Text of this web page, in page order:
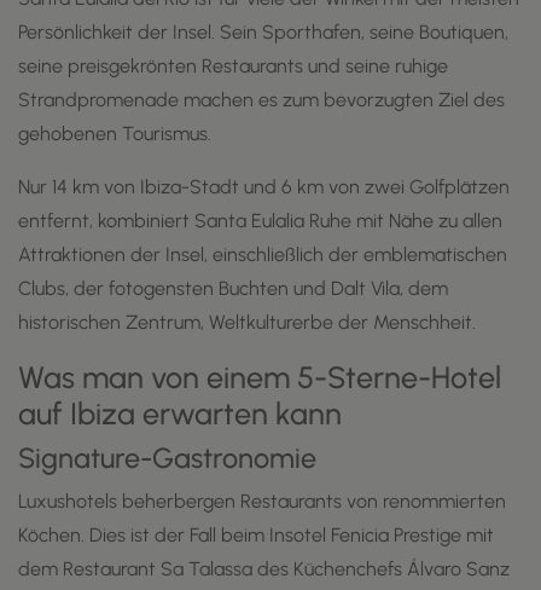
Persönlichkeit der Insel. Sein Sporthafen, seine Boutiquen,
seine preisgekrönten Restaurants und seine ruhige
Strandpromenade machen es zum bevorzugten Ziel des
gehobenen Tourismus.
Nur 14 km von Ibiza-Stadt und 6 km von zwei Golfplätzen
entfernt, kombiniert Santa Eulalia Ruhe mit Nähe zu allen
Attraktionen der Insel, einschließlich der emblematischen
Clubs, der fotogensten Buchten und Dalt Vila, dem
historischen Zentrum, Weltkulturerbe der Menschheit.
Was man von einem 5-Sterne-Hotel
auf Ibiza erwarten kann
Signature-Gastronomie
Luxushotels beherbergen Restaurants von renommierten
Köchen. Dies ist der Fall beim Insotel Fenicia Prestige mit
dem Restaurant Sa Talassa des Küchenchefs Álvaro Sanz